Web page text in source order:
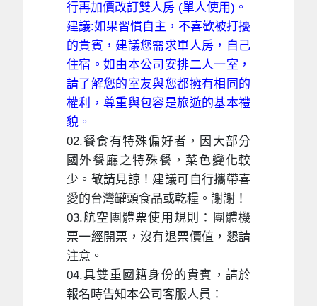
行再加價改訂雙人房 (單人使用)。
建議:如果習慣自主，不喜歡被打擾
的貴賓，建議您需求單人房，自己
住宿。如由本公司安排二人一室，
請了解您的室友與您都擁有相同的
權利，尊重與包容是旅遊的基本禮
貌。
02.餐食有特殊偏好者，因大部分
國外餐廳之特殊餐，菜色變化較
少。敬請見諒！建議可自行攜帶喜
愛的台灣罐頭食品或乾糧。謝謝！
03.航空團體票使用規則：團體機
票一經開票，沒有退票價值，懇請
注意。
04.具雙重國籍身份的貴賓，請於
報名時告知本公司客服人員：